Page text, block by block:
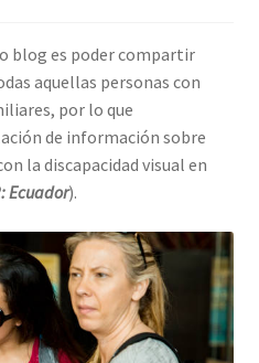
blog es poder compartir
aquellas personas con
por lo que
de información sobre
la discapacidad visual en
Ecuador).